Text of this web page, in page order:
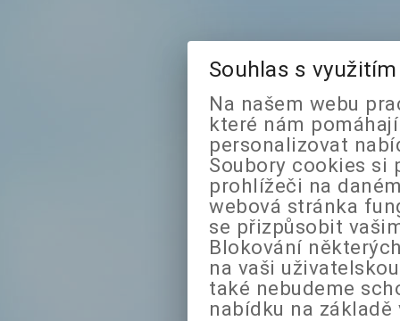
Souhlas s
Na našem webu
které nám
personalizovat
Soubory cookies si
prohlížeči na
webová stránka
se přizpůsobit
Blokování
na vaši
také nebudeme
nabídku na